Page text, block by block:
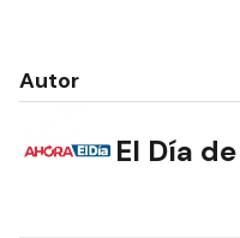
Autor
El Día